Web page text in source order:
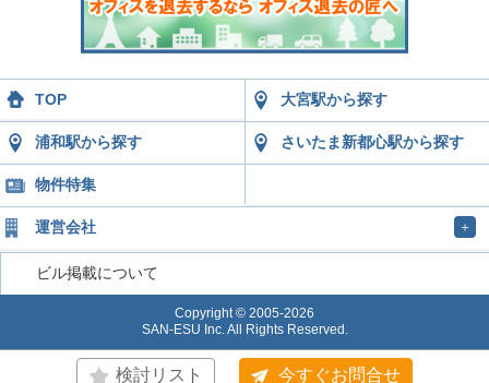
検討リスト 今すぐお問合せ
TOP 大宮駅から探す
浦和駅から探す さいたま新都心駅から探す
物件特集
運営会社 ＋
ビル掲載について
Copyright © 2005-2026
SAN-ESU Inc. All Rights Reserved.